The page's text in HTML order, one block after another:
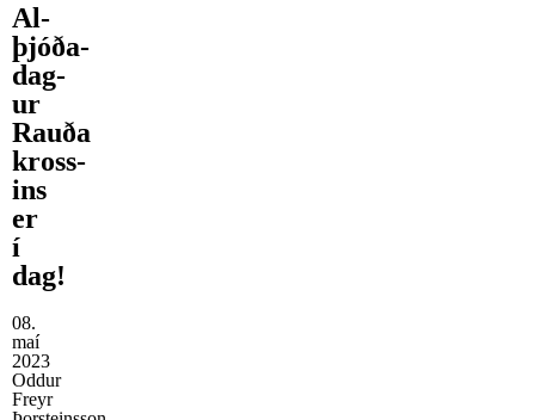
Al­
þjóða­
dag­
ur
Rauða
kross­
ins
er
í
dag!
08.
maí
2023
Oddur
Freyr